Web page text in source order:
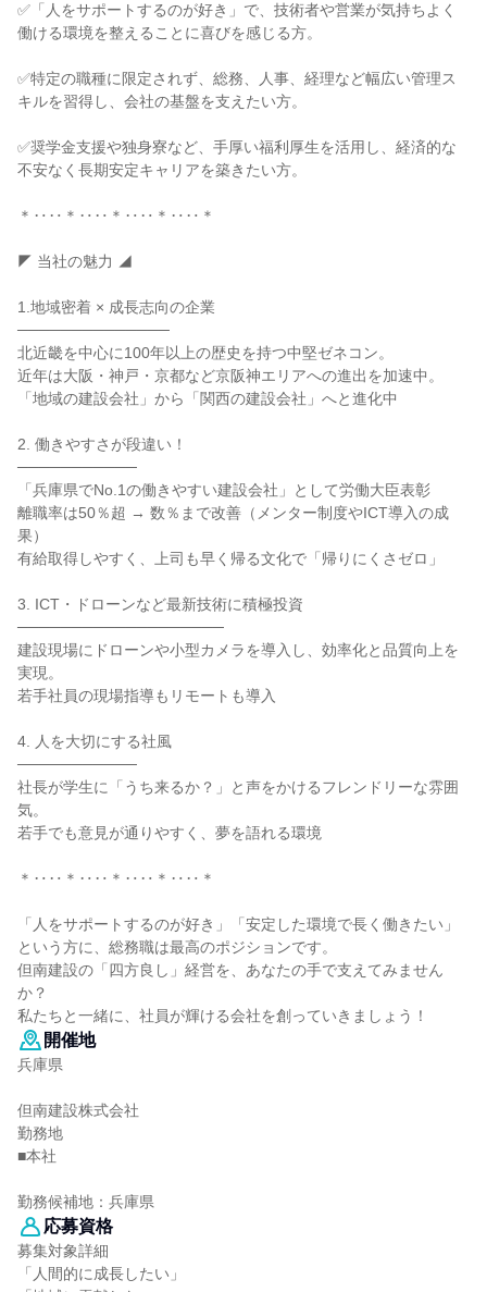
✅「人をサポートするのが好き」で、技術者や営業が気持ちよく
働ける環境を整えることに喜びを感じる方。
✅特定の職種に限定されず、総務、人事、経理など幅広い管理ス
キルを習得し、会社の基盤を支えたい方。
✅奨学金支援や独身寮など、手厚い福利厚生を活用し、経済的な
不安なく長期安定キャリアを築きたい方。
＊‥‥＊‥‥＊‥‥＊‥‥＊
◤ 当社の魅力 ◢
1.地域密着 × 成長志向の企業
──────────────
北近畿を中心に100年以上の歴史を持つ中堅ゼネコン。
近年は大阪・神戸・京都など京阪神エリアへの進出を加速中。
「地域の建設会社」から「関西の建設会社」へと進化中
2. 働きやすさが段違い！
───────────
「兵庫県でNo.1の働きやすい建設会社」として労働大臣表彰
離職率は50％超 → 数％まで改善（メンター制度やICT導入の成
果）
有給取得しやすく、上司も早く帰る文化で「帰りにくさゼロ」
3. ICT・ドローンなど最新技術に積極投資
───────────────────
建設現場にドローンや小型カメラを導入し、効率化と品質向上を
実現。
若手社員の現場指導もリモートも導入
4. 人を大切にする社風
───────────
社長が学生に「うち来るか？」と声をかけるフレンドリーな雰囲
気。
若手でも意見が通りやすく、夢を語れる環境
＊‥‥＊‥‥＊‥‥＊‥‥＊
「人をサポートするのが好き」「安定した環境で長く働きたい」
という方に、総務職は最高のポジションです。
但南建設の「四方良し」経営を、あなたの手で支えてみません
か？
私たちと一緒に、社員が輝ける会社を創っていきましょう！
開催地
兵庫県
但南建設株式会社
勤務地
■本社
勤務候補地：兵庫県
応募資格
募集対象詳細
「人間的に成長したい」